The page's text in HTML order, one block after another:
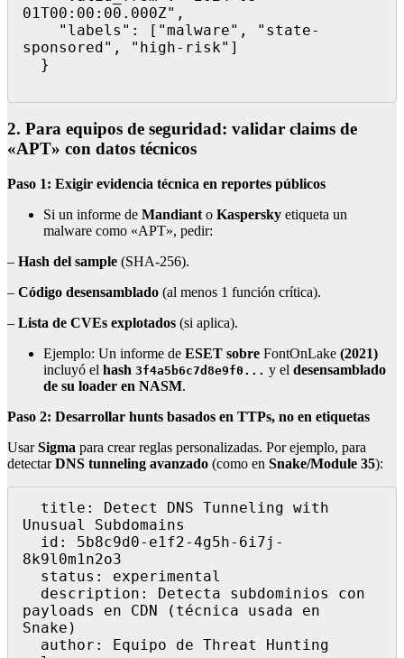
01T00:00:00.000Z",
sponsored", "high-risk"]
2. Para equipos de seguridad: validar claims de
«APT» con datos técnicos
Paso 1: Exigir evidencia técnica en reportes públicos
Si un informe de Mandiant o Kaspersky etiqueta un
malware como «APT», pedir:
– Hash del sample (SHA-256).
– Código desensamblado (al menos 1 función crítica).
– Lista de CVEs explotados (si aplica).
Ejemplo: Un informe de ESET sobre FontOnLake (2021)
incluyó el hash 3f4a5b6c7d8e9f0... y el desensamblado
de su loader en NASM.
Paso 2: Desarrollar hunts basados en TTPs, no en etiquetas
UsarSigma para crear reglas personalizadas. Por ejemplo, para
detectarDNS tunneling avanzado (como en Snake/Module 35):
Unusual Subdomains
8k9l0m1n2o3
payloads en CDN (técnica usada en
Snake)